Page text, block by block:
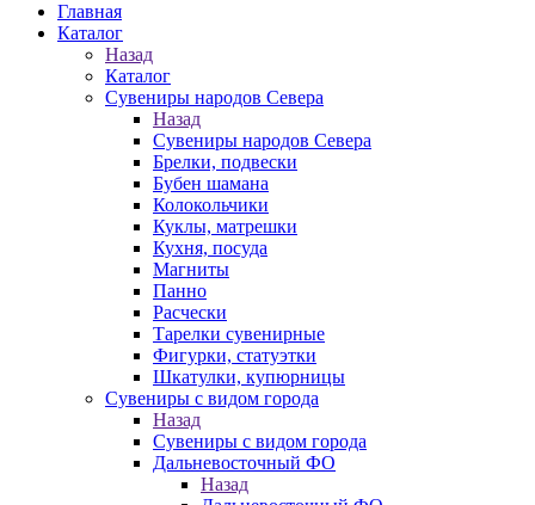
Главная
Каталог
Назад
Каталог
Сувениры народов Севера
Назад
Сувениры народов Севера
Брелки, подвески
Бубен шамана
Колокольчики
Куклы, матрешки
Кухня, посуда
Магниты
Панно
Расчески
Тарелки сувенирные
Фигурки, статуэтки
Шкатулки, купюрницы
Сувениры с видом города
Назад
Сувениры с видом города
Дальневосточный ФО
Назад